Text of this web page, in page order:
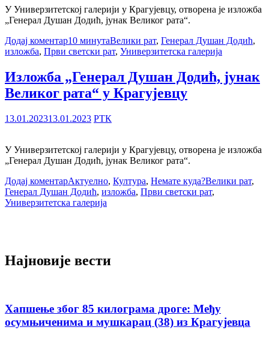
У Универзитетској галерији у Крагујевцу, отворена је изложба
„Генерал Душан Додић, јунак Великог рата“.
Додај коментар10 минутаВелики рат, Генерал Душан Додић,
изложба, Први светски рат, Универзитетска галерија
Изложба „Генерал Душан Додић, јунак
Великог рата“ у Крагујевцу
13.01.202313.01.2023 РТК
У Универзитетској галерији у Крагујевцу, отворена је изложба
„Генерал Душан Додић, јунак Великог рата“.
Додај коментарАктуелно, Култура, Немате куда?Велики рат,
Генерал Душан Додић, изложба, Први светски рат,
Универзитетска галерија
Најновије вести
Хапшење због 85 килограма дроге: Међу
осумњиченима и мушкарац (38) из Крагујевца